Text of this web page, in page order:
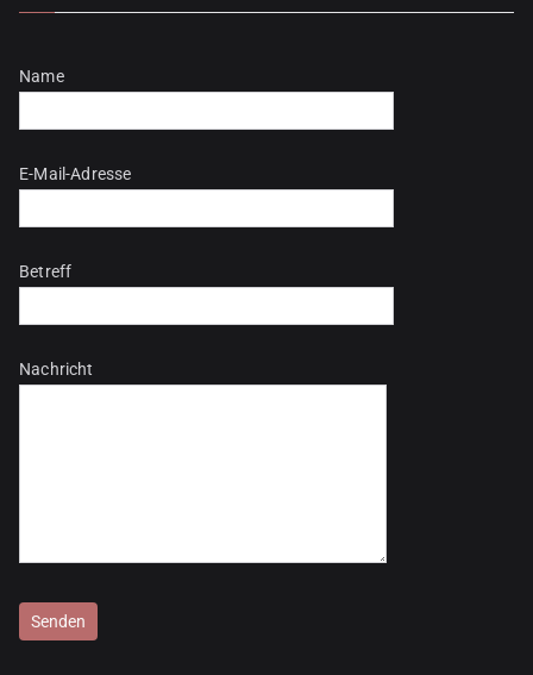
Name
E-Mail-Adresse
Betreff
Nachricht
Bitte lasse dieses Feld leer.